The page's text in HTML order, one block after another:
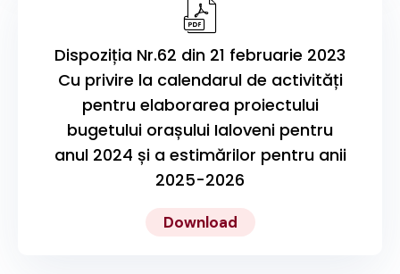
Dispoziția Nr.62 din 21 februarie 2023
Cu privire la calendarul de activități
pentru elaborarea proiectului
bugetului orașului Ialoveni pentru
anul 2024 și a estimărilor pentru anii
2025-2026
Download